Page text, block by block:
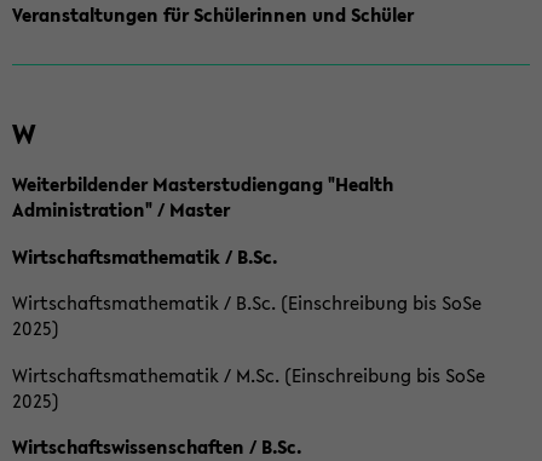
Veranstaltungen für Schülerinnen und Schüler
W
Weiterbildender Masterstudiengang "Health
Administration" / Master
Wirtschaftsmathematik / B.Sc.
Wirtschaftsmathematik / B.Sc. (Einschreibung bis SoSe
2025)
Wirtschaftsmathematik / M.Sc. (Einschreibung bis SoSe
2025)
Wirtschaftswissenschaften / B.Sc.